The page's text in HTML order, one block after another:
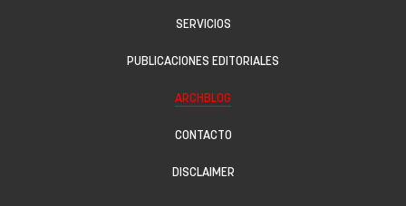
SERVICIOS
PUBLICACIONES EDITORIALES
ARCHBLOG
CONTACTO
DISCLAIMER